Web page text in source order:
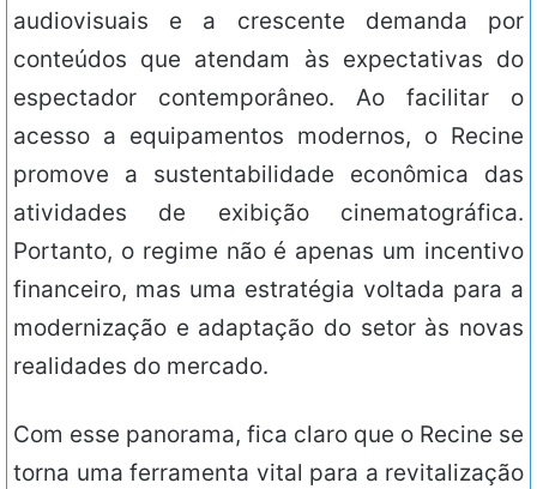
audiovisuais e a crescente demanda por
conteúdos que atendam às expectativas do
espectador contemporâneo. Ao facilitar o
acesso a equipamentos modernos, o Recine
promove a sustentabilidade econômica das
atividades de exibição cinematográfica.
Portanto, o regime não é apenas um incentivo
financeiro, mas uma estratégia voltada para a
modernização e adaptação do setor às novas
realidades do mercado.
Com esse panorama, fica claro que o Recine se
torna uma ferramenta vital para a revitalização